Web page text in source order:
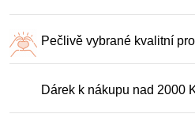
Pečlivě vybrané kvalitní
Dárek k nákupu nad 2000